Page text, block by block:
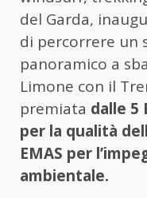
del Garda,
di percorrere un
panoramico a
Limone con il
premiata dalle 5
per la qualità
EMAS per
ambientale.